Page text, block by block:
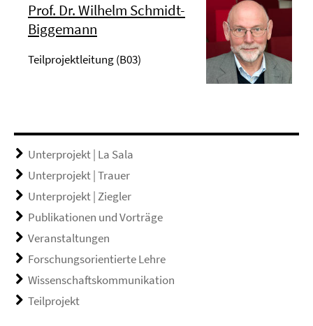
Prof. Dr. Wilhelm Schmidt-
Biggemann
Teilprojektleitung (B03)
Unterprojekt | La Sala
Unterprojekt | Trauer
Unterprojekt | Ziegler
Publikationen und Vorträge
Veranstaltungen
Forschungsorientierte Lehre
Wissenschaftskommunikation
Teilprojekt